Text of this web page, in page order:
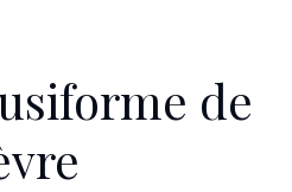
de